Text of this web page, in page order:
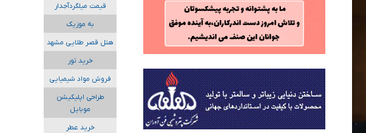
قیمت میلگردآجدار
به موزیک
هتل قصر طلایی مشهد
خرید تور
فروش مواد شیمیایی
طراحی اپلیکیشن
موبایل
خرید عطر